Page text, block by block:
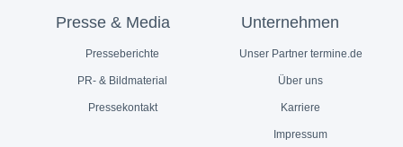
Presse & Media
Presseberichte
PR- & Bildmaterial
Pressekontakt
Unternehmen
Unser Partner termine.de
Über uns
Karriere
Impressum